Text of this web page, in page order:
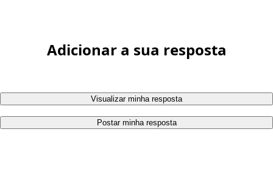
Adicionar a sua resposta
Visualizar minha resposta
Postar minha resposta